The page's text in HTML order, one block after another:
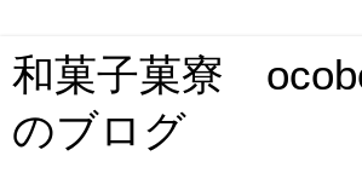
和菓子菓寮
のブログ